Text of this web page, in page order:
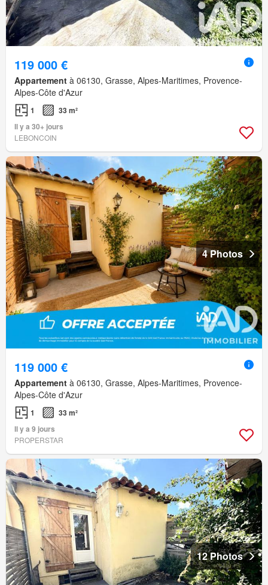
119 000 €
Appartement à 06130, Grasse, Alpes-Maritimes, Provence-
Alpes-Côte d'Azur
1
33 m²
Il y a 30+ jours
LEBONCOIN
4 Photos
119 000 €
Appartement à 06130, Grasse, Alpes-Maritimes, Provence-
Alpes-Côte d'Azur
1
33 m²
Il y a 9 jours
PROPERSTAR
12 Photos